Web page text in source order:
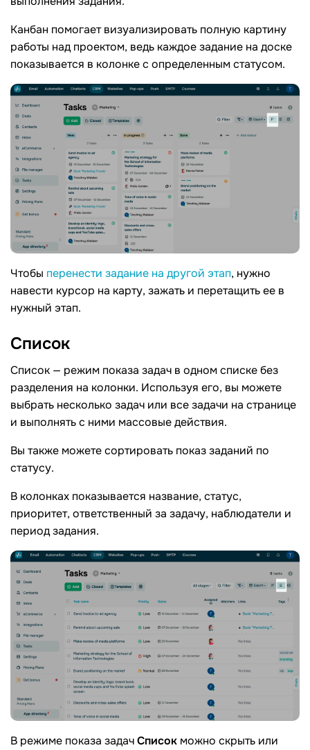
Канбан помогает визуализировать полную картину
работы над проектом, ведь каждое задание на доске
показывается в колонке с определенным статусом.
Чтобы перенести задание на другой этап, нужно
навести курсор на карту, зажать и перетащить ее в
нужный этап.
Список
Список — режим показа задач в одном списке без
разделения на колонки. Используя его, вы можете
выбрать несколько задач или все задачи на странице
и выполнять с ними массовые действия.
Вы также можете сортировать показ заданий по
статусу.
В колонках показывается название, статус,
приоритет, ответственный за задачу, наблюдатели и
период задания.
В режиме показа задачСписок можно скрыть или